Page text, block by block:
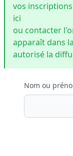
vos inscriptions
ici
ou contacter
apparaît dans
autorisé la
Nom ou